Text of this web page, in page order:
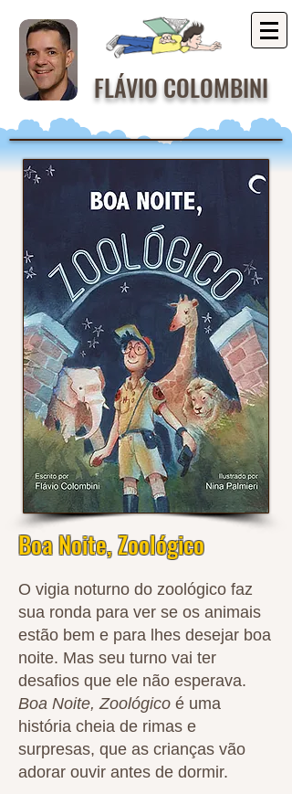
FLÁVIO COLOMBINI
Boa Noite, Zoológico
O vigia noturno do zoológico faz
sua ronda para ver se os animais
estão bem e para lhes desejar boa
noite. Mas seu turno vai ter
desafios que ele não esperava.
Boa Noite, Zoológico é uma
história cheia de rimas e
surpresas, que as crianças vão
adorar ouvir antes de dormir.